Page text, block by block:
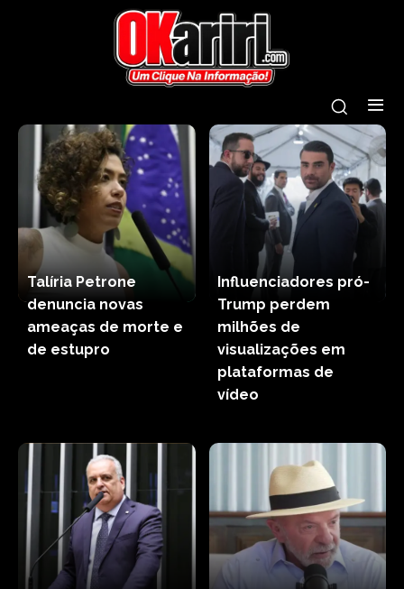
Talíria Petrone
denuncia novas
ameaças de morte e
de estupro
Influenciadores pró-
Trump perdem
milhões de
visualizações em
plataformas de
vídeo